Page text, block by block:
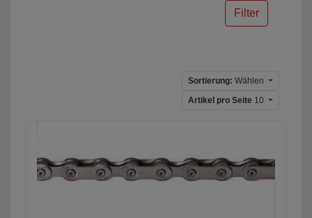
Filter
Sortierung: Wählen
Artikel pro Seite 10